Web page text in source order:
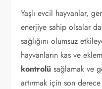
Yaşlı evcil hayvanlar,
enerjiye sahip olsalar
sağlığını olumsuz
hayvanların kas ve
kontrolü sağlamak ve
artırmak için son